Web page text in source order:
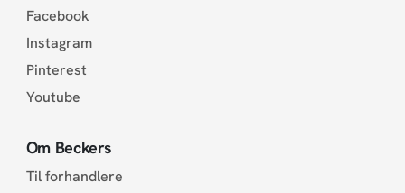
Facebook
Instagram
Pinterest
Youtube
Om Beckers
Til forhandlere